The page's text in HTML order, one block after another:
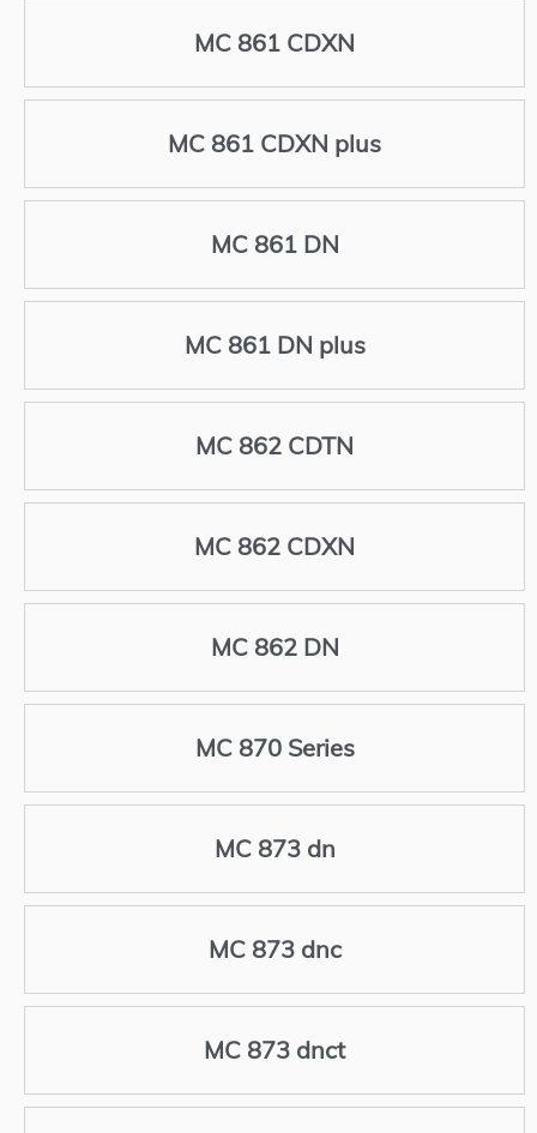
MC 861 CDXN
MC 861 CDXN plus
MC 861 DN
MC 861 DN plus
MC 862 CDTN
MC 862 CDXN
MC 862 DN
MC 870 Series
MC 873 dn
MC 873 dnc
MC 873 dnct